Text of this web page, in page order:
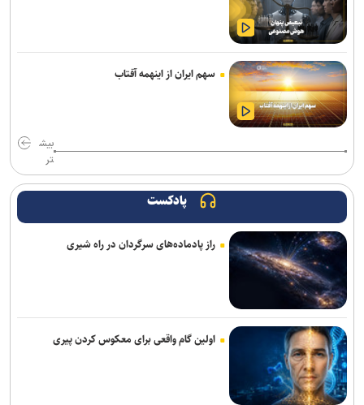
گودرزی: برخی از هندی‌ها سن‌شان تقلبی است ولی نباید باز هم به آنها
می‌باختیم/ ۵-۶ چهره خوب به کشتی ایران معرفی کردیم
رئیس فدراسیون بوکس: یک اعزام ما هزینه چهار اعزام رشته‌های دیگر را
دارد/ اعزام فروتن گل‌آرا به ناگویا منتفی شد
امیرحسین زارع؛ از استقلال تا بانک شهر؛ سامانه‌ باز و عدم رسمی شدن
برگزاری مجمع سالیانه فدراسیون بدمینتون
سرمربی اوکراینی تیم ملی آب‌های آرام: به شاگردانم ایمان دارم/ توانایی
کسب مدال را در ناگویا داریم
تور جهانی تنیس صربستان| یزدانی با عبور از روسیه به مراکش رسید
اولین اردوی مشترکی ملی‌پوشان نیراندازی با همتایان چینی
بانک شهر از شرکت در لیگ برتر کشتی انصراف می‌دهد؟
اعلام زمان بازگشت گرا به تمرینات گروهی پرسپولیس
سهم ایران از اینهمه آفتاب
بیش
تر
پادکست
راز پادماده‌های سرگردان در راه شیری
اولین گام واقعی برای معکوس کردن پیری